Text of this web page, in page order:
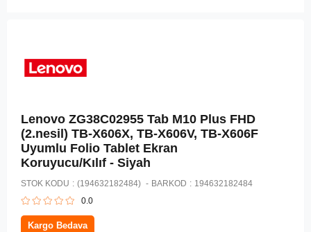
Lenovo ZG38C02955 Tab M10 Plus FHD
(2.nesil) TB-X606X, TB-X606V, TB-X606F
Uyumlu Folio Tablet Ekran
Koruyucu/Kılıf - Siyah
STOK KODU (194632182484) BARKOD : 194632182484
0.0
Kargo Bedava